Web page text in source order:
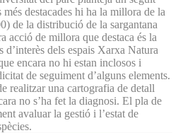
destacades hi ha la millora de la
de la distribució de la sargantana
acció de millora que destaca és la
d’interès dels espais Xarxa Natura
encara no hi estan inclosos i
de seguiment d’alguns elements.
realitzar una cartografia de detall
no s’ha fet la diagnosi. El pla de
avaluar la gestió i l’estat de